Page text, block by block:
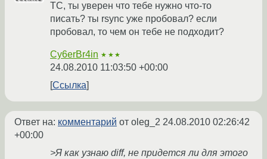
ТС, ты уверен что тебе нужно что-то
писать? ты rsync уже пробовал? если
пробовал, то чем он тебе не подходит?
Cy6erBr4in ★★★
24.08.2010 11:03:50 +00:00
Ссылка
Ответ на: комментарий от oleg_2 24.08.2010 02:26:42
+00:00
>Я как узнаю diff, не придется ли для этого